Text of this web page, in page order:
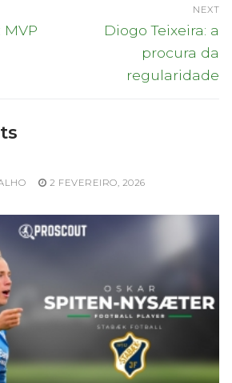
NEXT
Next
Diogo Teixeira: a
procura da
regularidade
2 FEVEREIRO, 2026